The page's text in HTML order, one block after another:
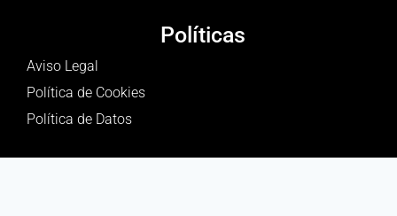
Políticas
Aviso Legal
Política de Cookies
Política de Datos